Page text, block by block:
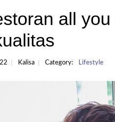
all
Kalisa Category: Lifestyle